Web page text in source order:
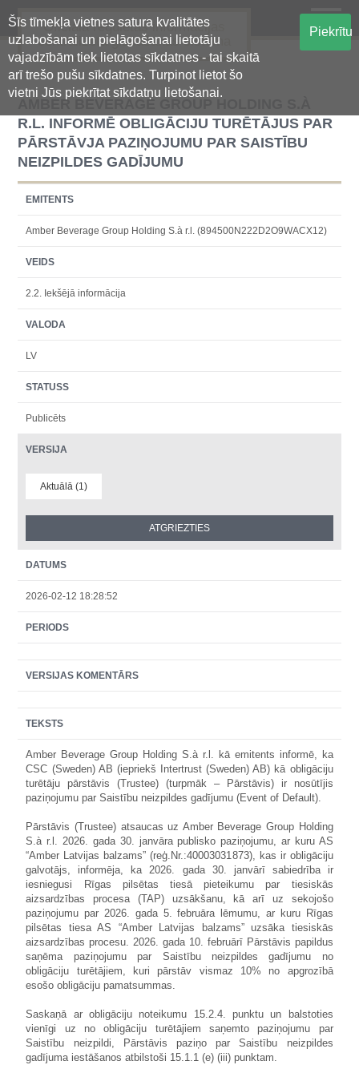
Šīs tīmekļa vietnes satura kvalitātes
uzlabošanai un pielāgošanai lietotāju
vajadzībām tiek lietotas sīkdatnes - tai skaitā
arī trešo pušu sīkdatnes. Turpinot lietot šo
vietni Jūs piekrītat sīkdatņu lietošanai.
Piekrītu
Oficiālā regulētās informācijas
centralizētā glabāšanas sistēma
AMBER BEVERAGE GROUP HOLDING S.À
R.L. INFORMĒ OBLIGĀCIJU TURĒTĀJUS PAR
PĀRSTĀVJA PAZIŅOJUMU PAR SAISTĪBU
NEIZPILDES GADĪJUMU
EMITENTS
Amber Beverage Group Holding S.à r.l. (894500N222D2O9WACX12)
VEIDS
2.2. Iekšējā informācija
VALODA
LV
STATUSS
Publicēts
VERSIJA
Aktuālā (1)
DATUMS
2026-02-12 18:28:52
PERIODS
VERSIJAS KOMENTĀRS
TEKSTS
Amber Beverage Group Holding S.à r.l. kā emitents informē, ka
CSC (Sweden) AB (iepriekš Intertrust (Sweden) AB) kā obligāciju
turētāju pārstāvis (Trustee) (turpmāk – Pārstāvis) ir nosūtījis
paziņojumu par Saistību neizpildes gadījumu (Event of Default).
Pārstāvis (Trustee) atsaucas uz Amber Beverage Group Holding
S.à r.l. 2026. gada 30. janvāra publisko paziņojumu, ar kuru AS
“Amber Latvijas balzams” (reģ.Nr.:40003031873), kas ir obligāciju
galvotājs, informēja, ka 2026. gada 30. janvārī sabiedrība ir
iesniegusi Rīgas pilsētas tiesā pieteikumu par tiesiskās
aizsardzības procesa (TAP) uzsākšanu, kā arī uz sekojošo
paziņojumu par 2026. gada 5. februāra lēmumu, ar kuru Rīgas
pilsētas tiesa AS “Amber Latvijas balzams” uzsāka tiesiskās
aizsardzības procesu. 2026. gada 10. februārī Pārstāvis papildus
saņēma paziņojumu par Saistību neizpildes gadījumu no
obligāciju turētājiem, kuri pārstāv vismaz 10% no apgrozībā
esošo obligāciju pamatsummas.
Saskaņā ar obligāciju noteikumu 15.2.4. punktu un balstoties
vienīgi uz no obligāciju turētājiem saņemto paziņojumu par
Saistību neizpildi, Pārstāvis paziņo par Saistību neizpildes
gadījuma iestāšanos atbilstoši 15.1.1 (e) (iii) punktam.